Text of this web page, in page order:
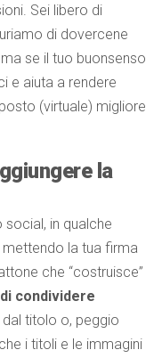
Sei libero di
di dovercene
se il tuo buonsenso
e aiuta a rendere
(virtuale) migliore
la
in qualche
la tua firma
che “costruisce”
condividere
dal titolo o, peggio
i titoli e le immagini